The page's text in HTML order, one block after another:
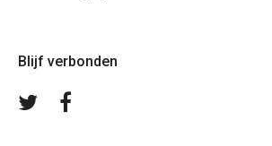
Blijf verbonden
Volg